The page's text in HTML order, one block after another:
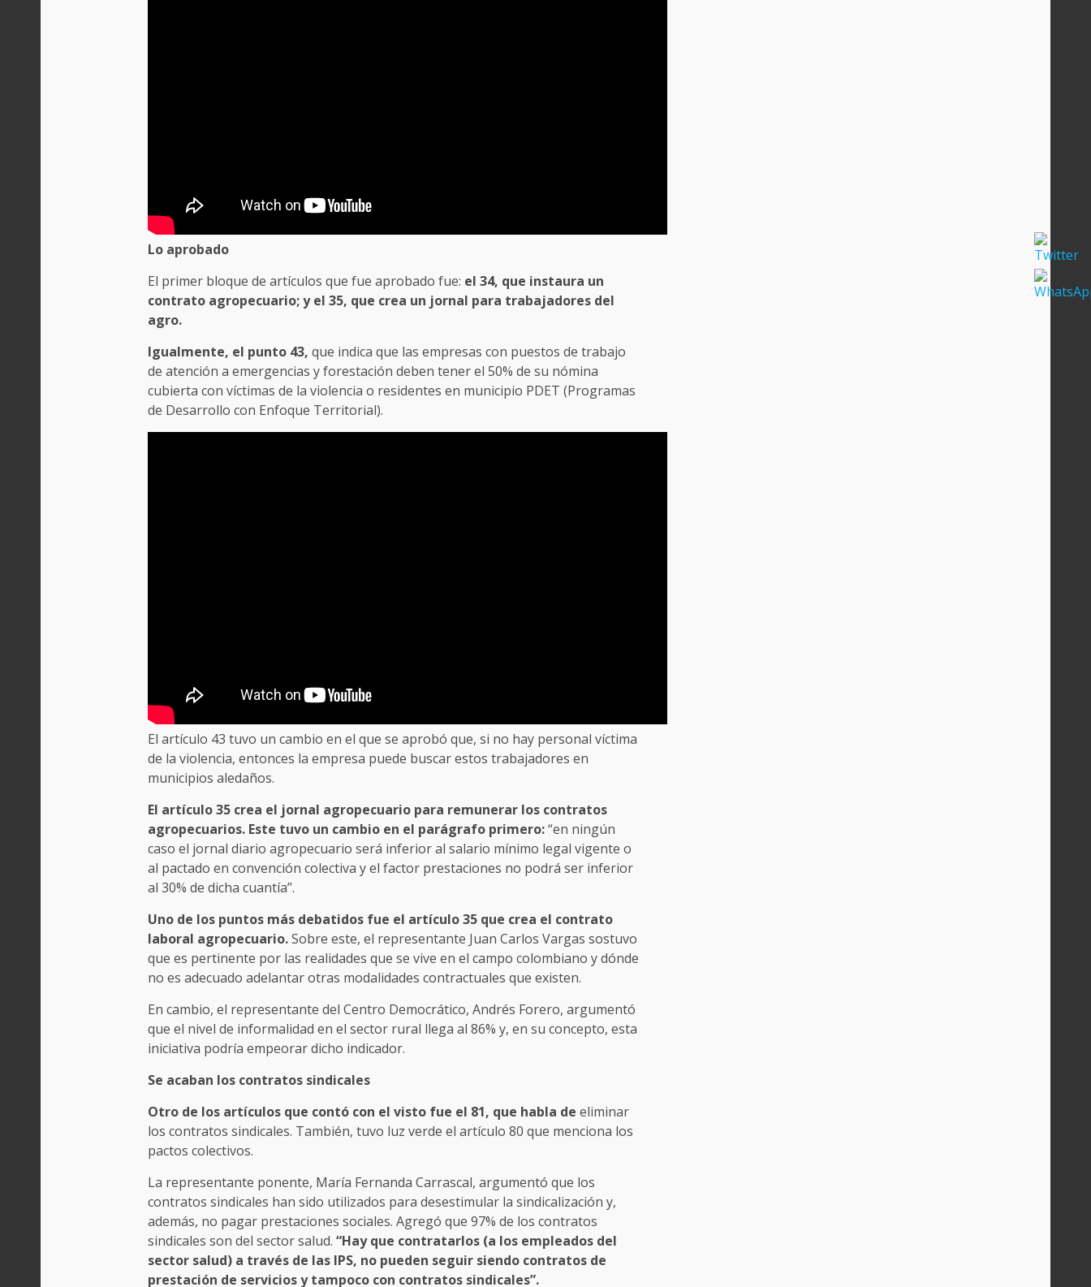
Lo aprobado
El primer bloque de artículos que fue aprobado fue: el 34, que instaura un
contrato agropecuario; y el 35, que crea un jornal para trabajadores del
agro.
Igualmente, el punto 43, que indica que las empresas con puestos de trabajo
de atención a emergencias y forestación deben tener el 50% de su nómina
cubierta con víctimas de la violencia o residentes en municipio PDET (Programas
de Desarrollo con Enfoque Territorial).
El artículo 43 tuvo un cambio en el que se aprobó que, si no hay personal víctima
de la violencia, entonces la empresa puede buscar estos trabajadores en
municipios aledaños.
El artículo 35 crea el jornal agropecuario para remunerar los contratos
agropecuarios. Este tuvo un cambio en el parágrafo primero:“en ningún
caso el jornal diario agropecuario será inferior al salario mínimo legal vigente o
al pactado en convención colectiva y el factor prestaciones no podrá ser inferior
al 30% de dicha cuantía”.
Uno de los puntos más debatidos fue el artículo 35 que crea el contrato
laboral agropecuario.Sobre este, el representante Juan Carlos Vargas sostuvo
que es pertinente por las realidades que se vive en el campo colombiano y dónde
no es adecuado adelantar otras modalidades contractuales que existen.
En cambio, el representante del Centro Democrático, Andrés Forero, argumentó
que el nivel de informalidad en el sector rural llega al 86% y, en su concepto, esta
iniciativa podría empeorar dicho indicador.
Se acaban los contratos sindicales
Otro de los artículos que contó con el visto fue el 81, que habla de eliminar
los contratos sindicales. También, tuvo luz verde el artículo 80 que menciona los
pactos colectivos.
La representante ponente, María Fernanda Carrascal, argumentó que los
contratos sindicales han sido utilizados para desestimular la sindicalización y,
además, no pagar prestaciones sociales. Agregó que 97% de los contratos
sindicales son del sector salud. “Hay que contratarlos (a los empleados del
sector salud) a través de las IPS, no pueden seguir siendo contratos de
prestación de servicios y tampoco con contratos sindicales”.